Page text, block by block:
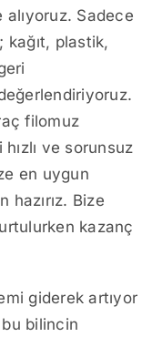
alıyoruz. Sadece
kağıt, plastik,
filomuz
ve sorunsuz
en uygun
Bize
kazanç
giderek artıyor
bilincin